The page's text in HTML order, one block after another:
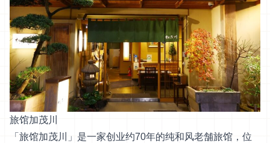
旅馆加茂川
「旅馆加茂川」是一家创业约70年的纯和风老舗旅馆，位